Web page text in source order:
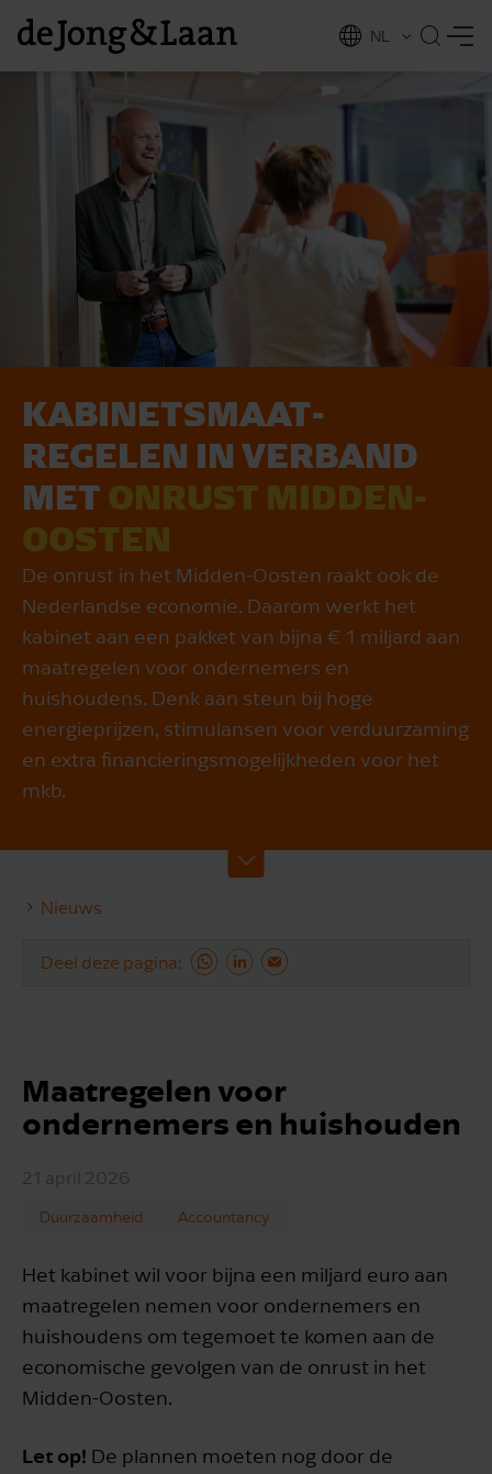
NL
KABINETS­MAAT­
REGELEN IN VERBAND
MET ONRUST MIDDEN-
OOSTEN
De onrust in het Midden-Oosten raakt ook de
Nederlandse economie. Daarom werkt het
kabinet aan een pakket van bijna € 1 miljard aan
maatregelen voor ondernemers en
huishoudens. Denk aan steun bij hoge
energieprijzen, stimulansen voor verduurzaming
en extra financieringsmogelijkheden voor het
mkb.
Nieuws
Deel deze pagina
Maatregelen voor
ondernemers en huishouden
21 april 2026
Duurzaamheid Accountancy
Het kabinet wil voor bijna een miljard euro aan
maatregelen nemen voor ondernemers en
huishoudens om tegemoet te komen aan de
economische gevolgen van de onrust in het
Midden-Oosten.
Let op! De plannen moeten nog door de